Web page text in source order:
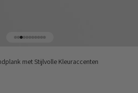
met Stijlvolle Kleuraccenten